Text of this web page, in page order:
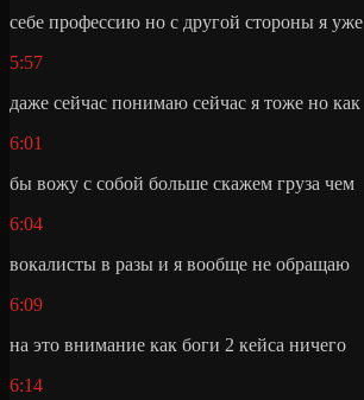
себе профессию но с другой стороны я уже
5:57
даже сейчас понимаю сейчас я тоже но как
6:01
бы вожу с собой больше скажем груза чем
6:04
вокалисты в разы и я вообще не обращаю
6:09
на это внимание как боги 2 кейса ничего
6:14